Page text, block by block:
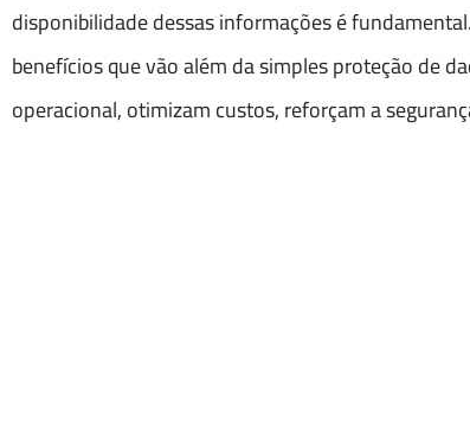
disponibilidade dessas informações é
benefícios que vão além da simples proteção de
operacional, otimizam custos, reforçam a